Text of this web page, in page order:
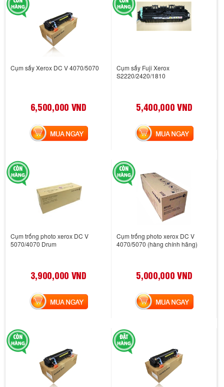
Cụm sấy Xerox DC V 4070/5070
6,500,000 VND
MUA NGAY
Cụm sấy Fuji Xerox
S2220/2420/1810
5,400,000 VND
MUA NGAY
Cụm trống photo xerox DC V
5070/4070 Drum
3,900,000 VND
MUA NGAY
Cụm trống photo xerox DC V
4070/5070 (hàng chính hãng)
5,000,000 VND
MUA NGAY